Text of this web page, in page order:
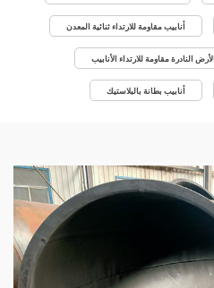
أنابيب مقاومة للارتداء ثنائية المعدن
الأرض النادرة مقاومة للارتداء الأنابيب
أنابيب بطانة بالبلاستيك